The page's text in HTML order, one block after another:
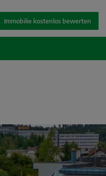
Immobilie kostenlos bewerten